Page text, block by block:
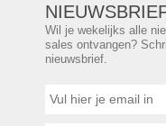
Wil je wekelijks alle
sales ontvangen?
nieuwsbrief.